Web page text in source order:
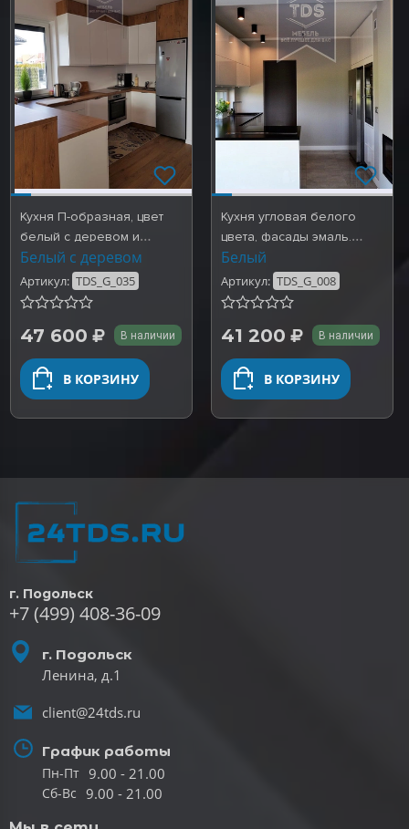
Кухня П-образная, цвет
белый с деревом и
барной стойкой. Готовые…
Белый с деревом
Артикул: TDS_G_035
47 600 В наличии
В КОРЗИНУ
Кухня угловая белого
цвета, фасады эмаль.
Готовые работы
TDS_G_0…
Белый
Артикул: TDS_G_008
41 200 В наличии
В КОРЗИНУ
г. Подольск
+7 (499) 408-36-09
г. Подольск
Ленина, д.1
client@24tds.ru
График работы
Пн-Пт 9.00 - 21.00
Сб-Вс 9.00 - 21.00